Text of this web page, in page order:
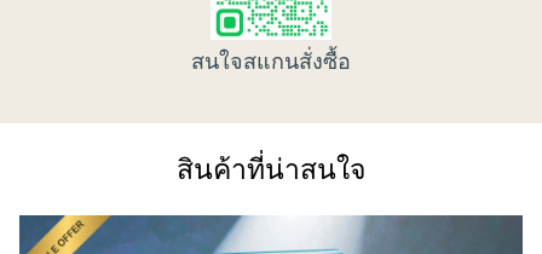
สนใจสแกนสั่งซื้อ
สินค้าที่น่าสนใจ